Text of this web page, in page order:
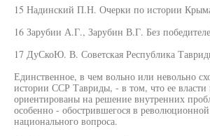
15 Надинский П.Н. Очерки по истории
16 Зарубии А.Г., Зарубин В.Г. Без
17 ДуСкоЮ. В. Советская Республика
Единственное, в чем вольно или невольно
истории ССР Тавриды, - в том, что ее власти
ориентированы на решение внутренних
особенно - обострившегося в революционной
национального вопроса.